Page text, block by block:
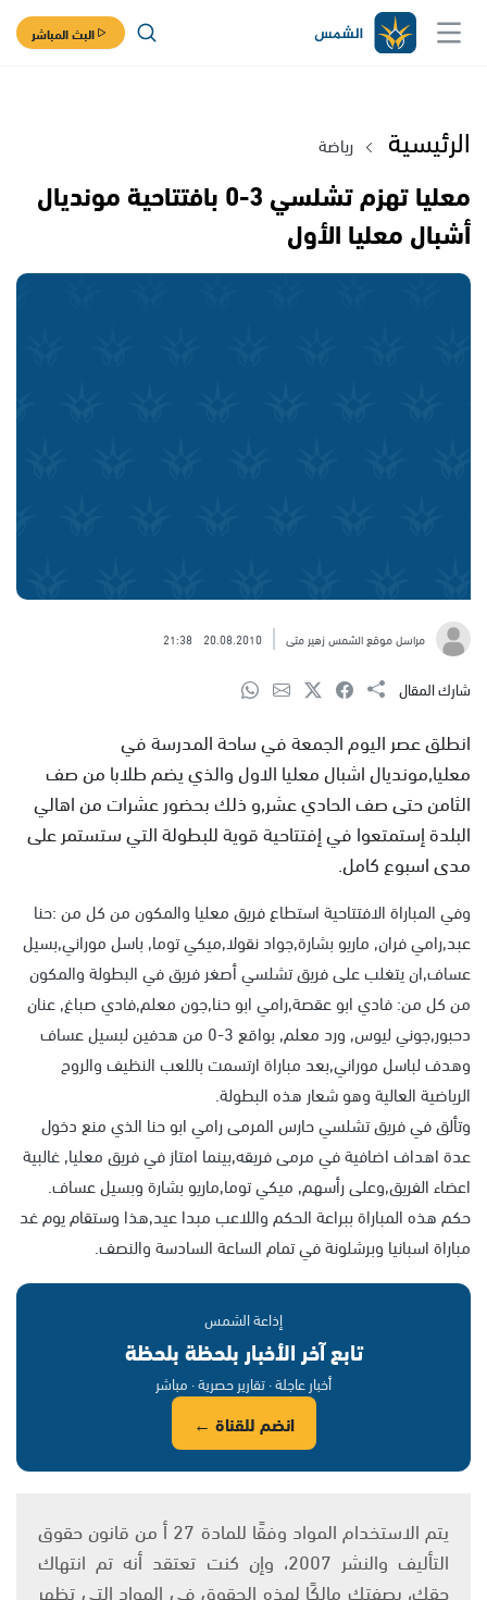
البث المباشر
الرئيسية رياضة
معليا تهزم تشلسي 3-0 بافتتاحية مونديال
أشبال معليا الأول
مراسل موقع الشمس زهير متى 20.08.2010
21:38
شارك المقال
انطلق عصر اليوم الجمعة في ساحة المدرسة في
معليا,مونديال اشبال معليا الاول والذي يضم طلابا من صف
الثامن حتى صف الحادي عشر,و ذلك بحضور عشرات من اهالي
البلدة إستمتعوا في إفتتاحية قوية للبطولة التي ستستمر على
مدى اسبوع كامل.
وفي المباراة الافتتاحية استطاع فريق معليا والمكون من كل من :حنا
عبد,رامي فران, ماريو بشارة,جواد نقولا,ميكي توما, باسل موراني,بسيل
عساف,ان يتغلب على فريق تشلسي أصغر فريق في البطولة والمكون
من كل من: فادي ابو عقصة,رامي ابو حنا,جون معلم,فادي صباغ, عنان
دحبور,جوني ليوس, ورد معلم, بواقع 3-0 من هدفين لبسيل عساف
وهدف لباسل موراني,بعد مباراة ارتسمت باللعب النظيف والروح
الرياضية العالية وهو شعار هذه البطولة.
وتألق في فريق تشلسي حارس المرمى رامي ابو حنا الذي منع دخول
عدة اهداف اضافية في مرمى فريقه,بينما امتاز في فريق معليا, غالبية
اعضاء الفريق,وعلى رأسهم, ميكي توما,ماريو بشارة وبسيل عساف.
حكم هذه المباراة ببراعة الحكم واللاعب مبدا عيد,هذا وستقام يوم غد
مباراة اسبانيا وبرشلونة في تمام الساعة السادسة والنصف.
إذاعة الشمس
تابع آخر الأخبار بلحظة بلحظة
أخبار عاجلة · تقارير حصرية · مباشر
انضم للقناة ←
يتم الاستخدام المواد وفقًا للمادة 27 أ من قانون حقوق
التأليف والنشر 2007، وإن كنت تعتقد أنه تم انتهاك
حقك، بصفتك مالكًا لهذه الحقوق في المواد التي تظهر